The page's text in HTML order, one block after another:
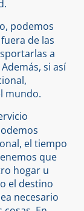
podemos
de las
a
si así
mundo.
el tiempo
que
hogar u
el destino
necesario